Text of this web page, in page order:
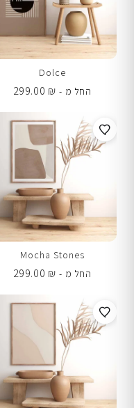
Dolce
החל מ -
299.00 ₪
Mocha Stones
החל מ -
299.00 ₪